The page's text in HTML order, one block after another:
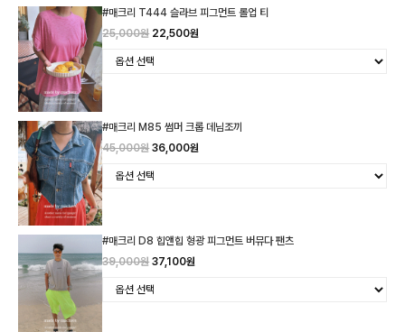
#매크리 T444 슬라브 피그먼트 롤업 티
25,000원 22,500원
#매크리 M85 썸머 크롭 데님조끼
45,000원 36,000원
#매크리 D8 힙앤힙 형광 피그먼트 버뮤다 팬츠
39,000원 37,100원